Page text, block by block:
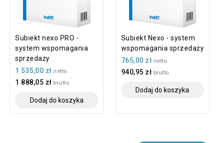
Subiekt nexo PRO -
system wspomagania
sprzedaży
1 535,00 zł netto
1 888,05 zł brutto
Dodaj do koszyka
Subiekt Nexo - system
wspomagania sprzedaży
765,00 zł netto
940,95 zł brutto
Dodaj do koszyka